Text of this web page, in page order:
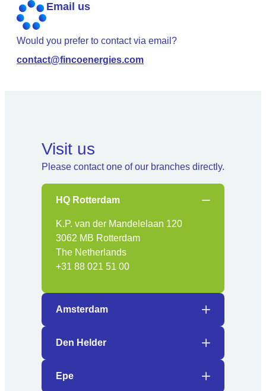
Email us
Would you prefer to contact via email?
contact@fincoenergies.com
Visit us
Please contact one of our branches directly.
HQ Rotterdam
K.P. van der Mandelelaan 120
3062 MB Rotterdam
The Netherlands
+31 88 021 51 00
Amsterdam
Den Helder
Epe